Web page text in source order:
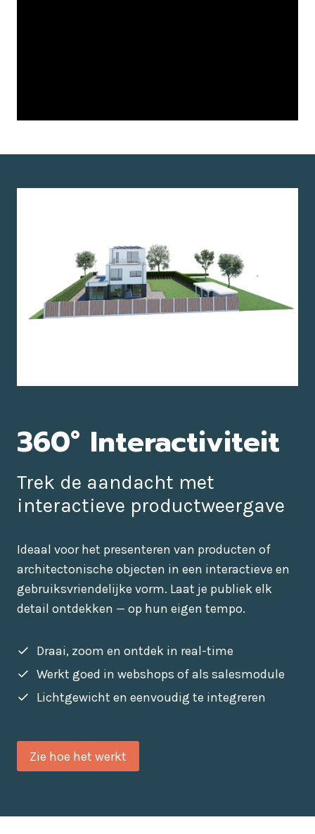
360° Interactiviteit
Trek de aandacht met
interactieve productweergave
Ideaal voor het presenteren van producten of
architectonische objecten in een interactieve en
gebruiksvriendelijke vorm. Laat je publiek elk
detail ontdekken — op hun eigen tempo.
Draai, zoom en ontdek in real-time
Werkt goed in webshops of als salesmodule
Lichtgewicht en eenvoudig te integreren
Zie hoe het werkt